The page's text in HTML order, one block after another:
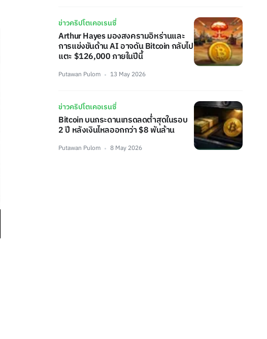
ข่าวคริปโตเคอเรนซี่
Arthur Hayes มองสงครามอิหร่านและ
การแข่งขันด้าน AI อาจดัน Bitcoin กลับไป
แตะ $126,000 ภายในปีนี้
Putawan Pulom 13 May 2026
ข่าวคริปโตเคอเรนซี่
Bitcoin บนกระดานเทรดลดต่ำสุดในรอบ
2 ปี หลังเงินไหลออกกว่า $8 พันล้าน
Putawan Pulom 8 May 2026